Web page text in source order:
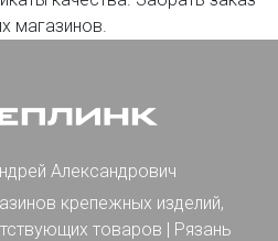
магазинов.
Александрович
крепежных изделий,
товаров | Рязань